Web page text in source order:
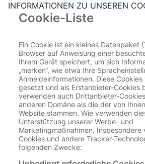
INFORMATIONEN ZU UNSEREN
Cookie-Liste
Ein Cookie ist ein kleines Datenpaket
Browser auf Anweisung einer
Ihrem Gerät speichert, um sich
„merken“, wie etwa Ihre
Anmeldeinformationen. Diese
gesetzt und als Erstanbieter-Cookies
verwenden auch Drittanbieter-
anderen Domäne als die der von
Website stammen. Wie verwenden
Unterstützung unserer Werbe- und
Marketingmaßnahmen. Insbesondere
Cookies und andere Tracker-
folgenden Zwecke: